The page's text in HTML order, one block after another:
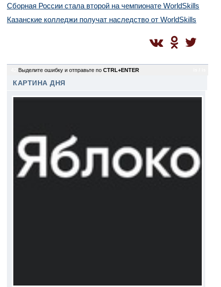
Сборная России стала второй на чемпионате WorldSkills
Казанские колледжи получат наследство от WorldSkills
Выделите ошибку и отправьте по CTRL+ENTER
КАРТИНА ДНЯ